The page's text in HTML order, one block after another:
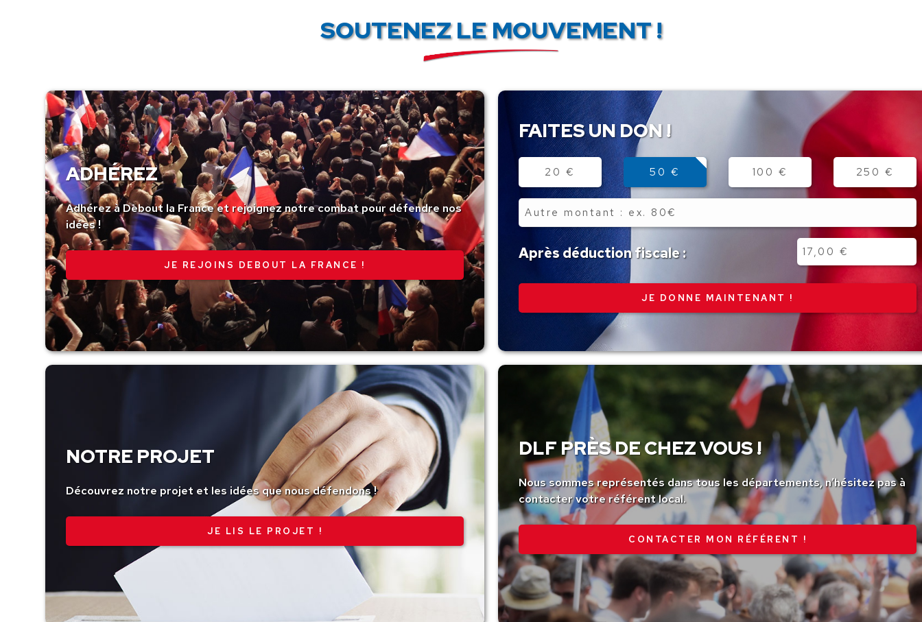
SOUTENEZ LE MOUVEMENT !
ADHÉREZ
Adhérez à Debout la France et rejoignez notre combat pour défendre nos
idées !
JE REJOINS DEBOUT LA FRANCE !
FAITES UN DON !
Montant
20 € 50 € 100 € 250 €
Autre
montant
Après déduction fiscale :
NOTRE PROJET
Découvrez notre projet et les idées que nous défendons !
JE LIS LE PROJET !
DLF PRÈS DE CHEZ VOUS !
Nous sommes représentés dans tous les départements, n’hésitez pas à
contacter votre référent local.
CONTACTER MON RÉFÉRENT !